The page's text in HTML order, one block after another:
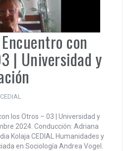
con
| Universidad y
CEDIAL
los Otros – 03 | Universidad y
2024. Conducción: Adriana
Kolaja CEDIAL Humanidades y
en Sociología Andrea Vogel.